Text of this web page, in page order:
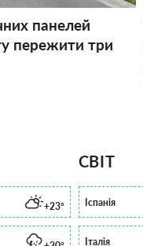
панелей
пережити три
+23°
СВІТ
Іспанія
Італія